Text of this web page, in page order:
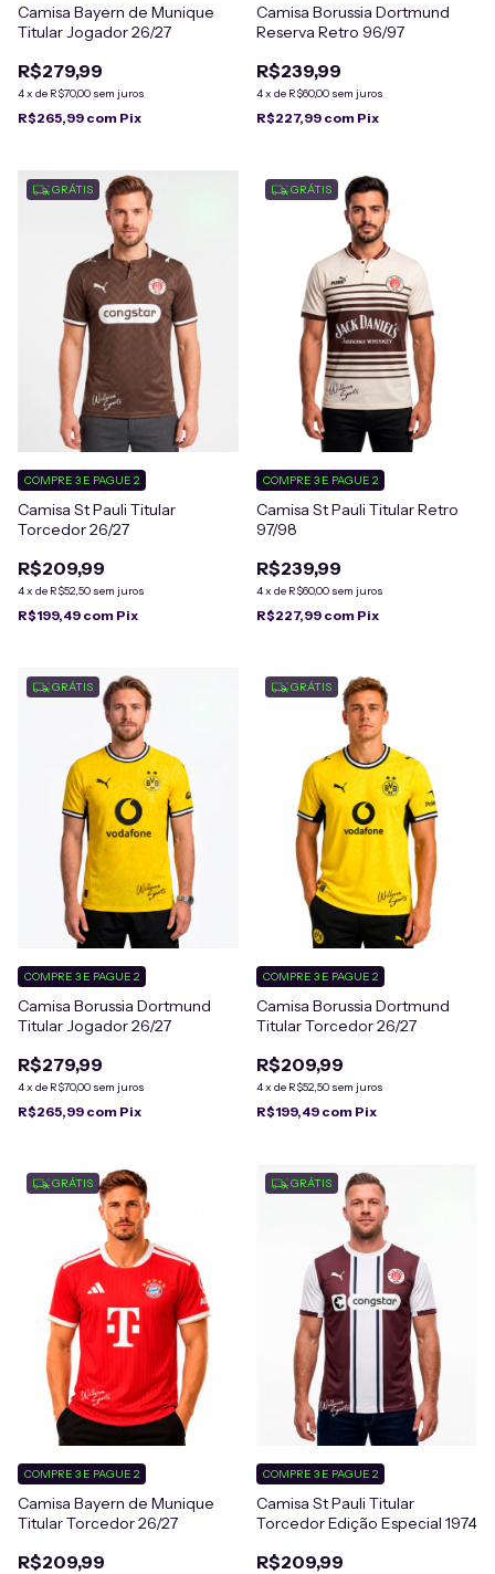
Camisa Bayern de Munique
Titular Jogador 26/27
R$279,99
4x de R$70,00 sem juros
R$265,99 com Pix
Camisa Borussia Dortmund
Reserva Retro 96/97
R$239,99
4x de R$60,00 sem juros
R$227,99 com Pix
GRÁTIS
Camisa St Pauli Titular
Torcedor 26/27
R$209,99
4x de R$52,50 sem juros
COMPRE 3 E PAGUE 2
R$199,49 com Pix
GRÁTIS
Camisa St Pauli Titular Retro
97/98
R$239,99
4x de R$60,00 sem juros
COMPRE 3 E PAGUE 2
R$227,99 com Pix
GRÁTIS
Camisa Borussia Dortmund
Titular Jogador 26/27
R$279,99
4x de R$70,00 sem juros
COMPRE 3 E PAGUE 2
R$265,99 com Pix
GRÁTIS
Camisa Borussia Dortmund
Titular Torcedor 26/27
R$209,99
4x de R$52,50 sem juros
COMPRE 3 E PAGUE 2
R$199,49 com Pix
GRÁTIS
Camisa Bayern de Munique
Titular Torcedor 26/27
R$209,99
COMPRE 3 E PAGUE 2
GRÁTIS
Camisa St Pauli Titular
Torcedor Edição Especial 1974
R$209,99
COMPRE 3 E PAGUE 2